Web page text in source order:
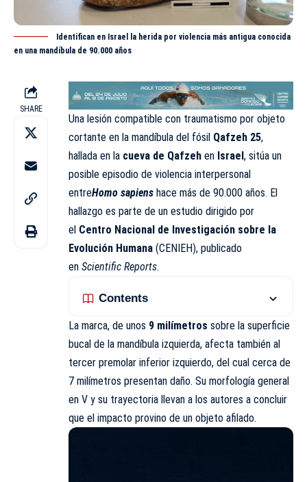
Identifican en Israel la herida por violencia más antigua conocida
en una mandíbula de 90.000 años
SHARE
Una lesión compatible con traumatismo por objeto
cortante en la mandíbula del fósil Qafzeh 25,
hallada en la cueva de Qafzeh en Israel, sitúa un
posible episodio de violencia interpersonal
entreHomo sapiens hace más de 90.000 años. El
hallazgo es parte de un estudio dirigido por
el Centro Nacional de Investigación sobre la
Evolución Humana (CENIEH), publicado
en Scientific Reports.
Contents
La marca, de unos 9 milímetros sobre la superficie
bucal de la mandíbula izquierda, afecta también al
tercer premolar inferior izquierdo, del cual cerca de
7 milímetros presentan daño. Su morfología general
en V y su trayectoria llevan a los autores a concluir
que el impacto provino de un objeto afilado.